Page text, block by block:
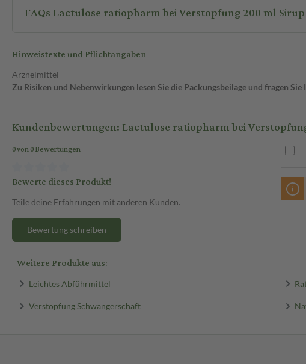
FAQs Lactulose ratiopharm bei Verstopfung 200 ml Sirup
Hinweistexte und Pflichtangaben
Arzneimittel
Zu Risiken und Nebenwirkungen lesen Sie die Packungsbeilage und fragen
Kundenbewertungen: Lactulose ratiopharm bei
0 von 0 Bewertungen
Bewerte dieses Produkt!
Teile deine Erfahrungen mit anderen Kunden.
Bewertung schreiben
Weitere Produkte aus:
Leichtes Abführmittel
Verstopfung Schwangerschaft